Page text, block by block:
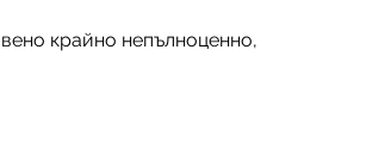
крайно непълноценно,